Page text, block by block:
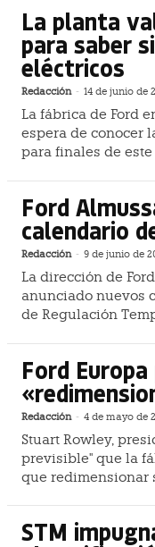
La planta
para saber
eléctricos
Redacción - 14 de junio de
La fábrica de Ford
espera de conocer
para finales de
Ford
calendario
Redacción - 9 de junio de
La dirección de
anunciado nuevos
de Regulación
Ford
Redacción - 4 de mayo de
Stuart Rowley,
previsible" que la
que redimensionar
STM